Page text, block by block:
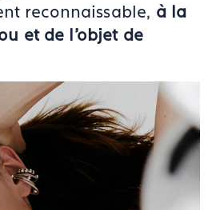
reconnaissable, à la
et de l’objet de